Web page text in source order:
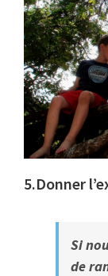
5.Donner
Si
de